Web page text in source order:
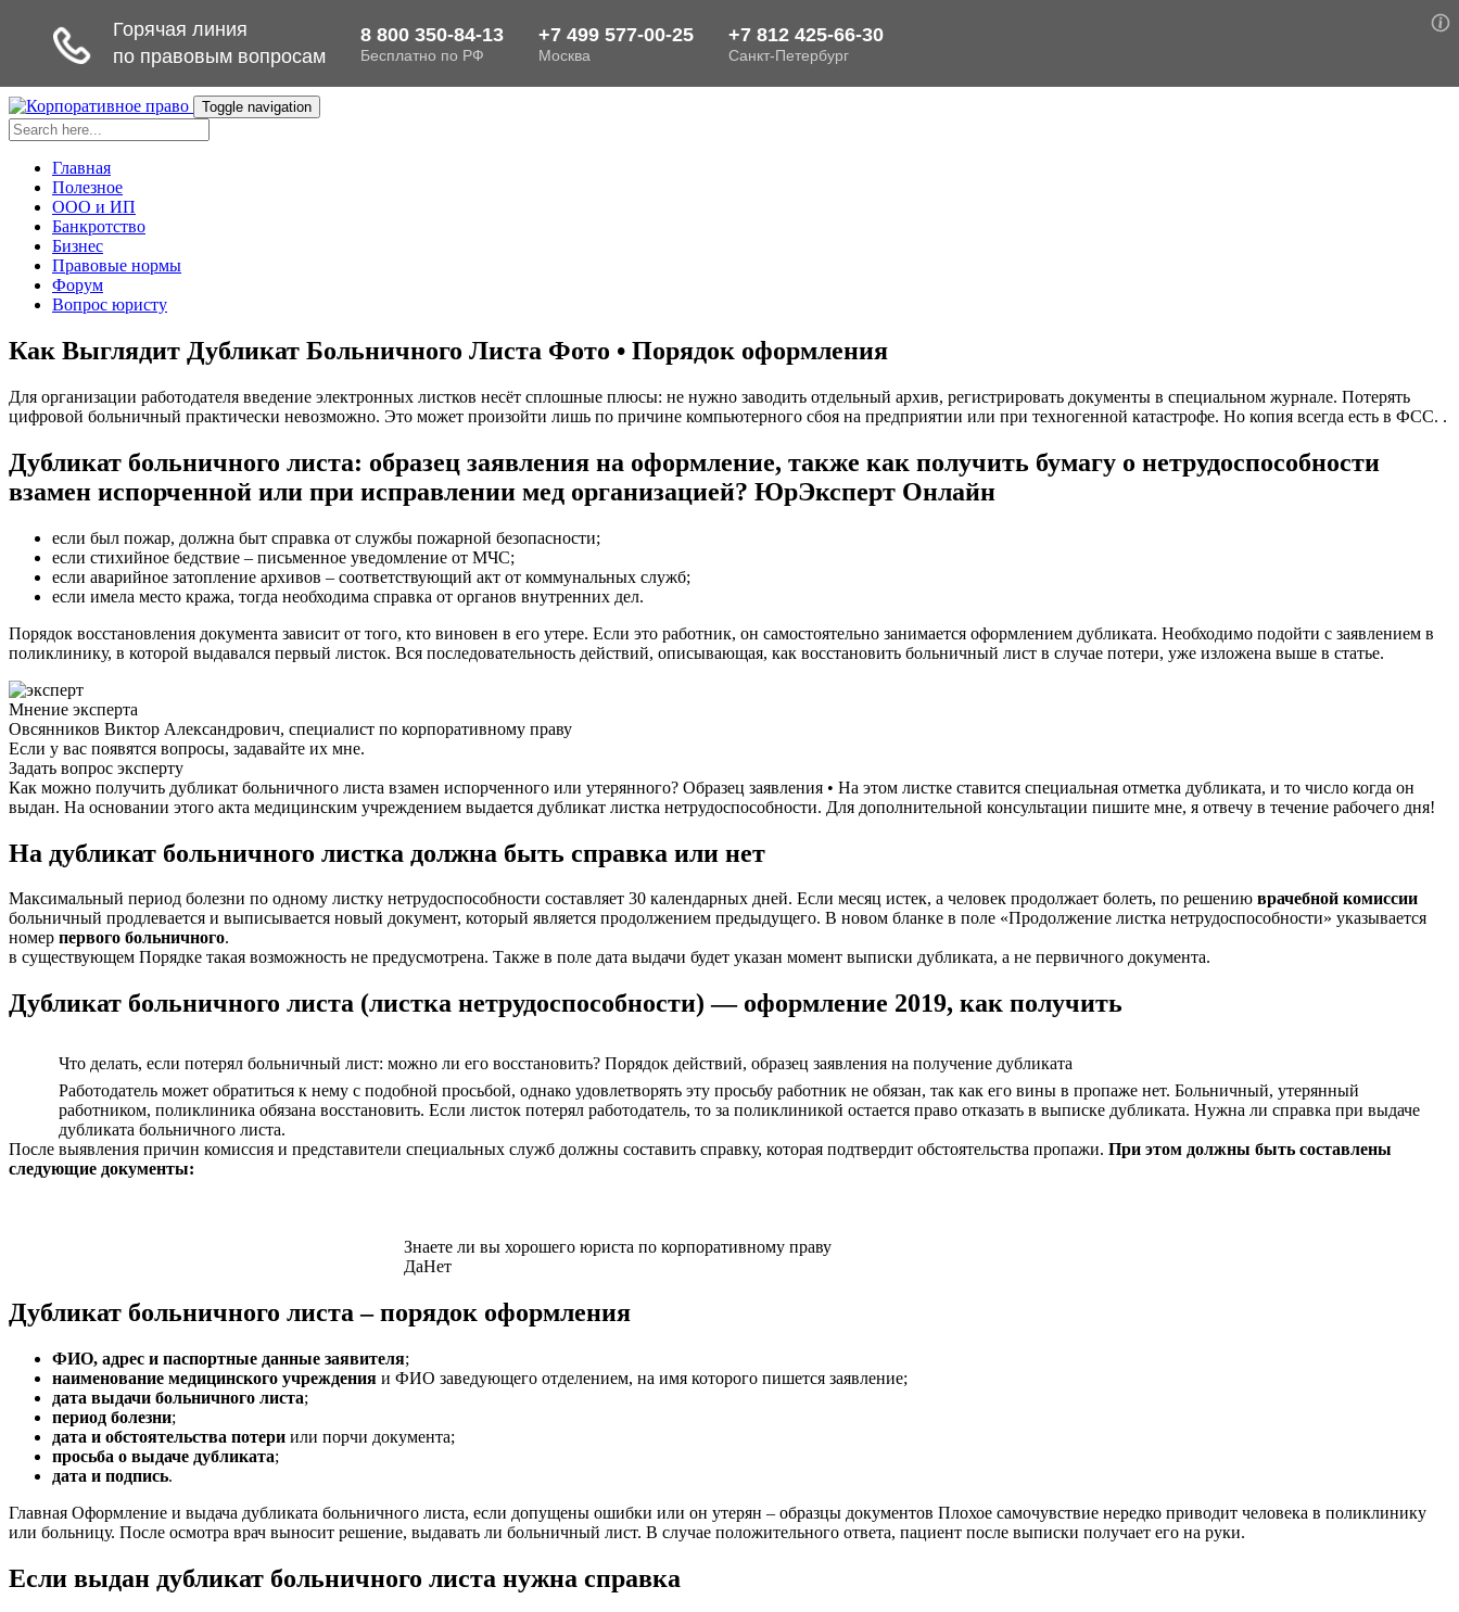
Toggle navigation
Главная
Полезное
ООО и ИП
Банкротство
Бизнес
Правовые нормы
Форум
Вопрос юристу
Как Выглядит Дубликат Больничного Листа Фото • Порядок оформления
Для организации работодателя введение электронных листков несёт сплошные плюсы: не нужно заводить отдельный архив, регистрировать документы в специальном журнале. Потерять
цифровой больничный практически невозможно. Это может произойти лишь по причине компьютерного сбоя на предприятии или при техногенной катастрофе. Но копия всегда есть в ФСС. .
Дубликат больничного листа: образец заявления на оформление, также как получить бумагу о нетрудоспособности
взамен испорченной или при исправлении мед организацией? ЮрЭксперт Онлайн
если был пожар, должна быт справка от службы пожарной безопасности;
если стихийное бедствие – письменное уведомление от МЧС;
если аварийное затопление архивов – соответствующий акт от коммунальных служб;
если имела место кража, тогда необходима справка от органов внутренних дел.
Порядок восстановления документа зависит от того, кто виновен в его утере. Если это работник, он самостоятельно занимается оформлением дубликата. Необходимо подойти с заявлением в
поликлинику, в которой выдавался первый листок. Вся последовательность действий, описывающая, как восстановить больничный лист в случае потери, уже изложена выше в статье.
Мнение эксперта
Овсянников Виктор Александрович, специалист по корпоративному праву
Если у вас появятся вопросы, задавайте их мне.
Задать вопрос эксперту
Как можно получить дубликат больничного листа взамен испорченного или утерянного? Образец заявления • На этом листке ставится специальная отметка дубликата, и то число когда он
выдан. На основании этого акта медицинским учреждением выдается дубликат листка нетрудоспособности. Для дополнительной консультации пишите мне, я отвечу в течение рабочего дня!
На дубликат больничного листка должна быть справка или нет
Максимальный период болезни по одному листку нетрудоспособности составляет 30 календарных дней. Если месяц истек, а человек продолжает болеть, по решению врачебной комиссии
больничный продлевается и выписывается новый документ, который является продолжением предыдущего. В новом бланке в поле «Продолжение листка нетрудоспособности» указывается
номер первого больничного.
в существующем Порядке такая возможность не предусмотрена. Также в поле дата выдачи будет указан момент выписки дубликата, а не первичного документа.
Дубликат больничного листа (листка нетрудоспособности) — оформление 2019, как получить
Что делать, если потерял больничный лист: можно ли его восстановить? Порядок действий, образец заявления на получение дубликата
Работодатель может обратиться к нему с подобной просьбой, однако удовлетворять эту просьбу работник не обязан, так как его вины в пропаже нет. Больничный, утерянный
работником, поликлиника обязана восстановить. Если листок потерял работодатель, то за поликлиникой остается право отказать в выписке дубликата. Нужна ли справка при выдаче
дубликата больничного листа.
После выявления причин комиссия и представители специальных служб должны составить справку, которая подтвердит обстоятельства пропажи. При этом должны быть составлены
следующие документы:
Знаете ли вы хорошего юриста по корпоративному праву
ДаНет
Дубликат больничного листа – порядок оформления
ФИО, адрес и паспортные данные заявителя;
наименование медицинского учреждения и ФИО заведующего отделением, на имя которого пишется заявление;
дата выдачи больничного листа;
период болезни;
дата и обстоятельства потери или порчи документа;
просьба о выдаче дубликата;
дата и подпись.
Главная Оформление и выдача дубликата больничного листа, если допущены ошибки или он утерян – образцы документов Плохое самочувствие нередко приводит человека в поликлинику
или больницу. После осмотра врач выносит решение, выдавать ли больничный лист. В случае положительного ответа, пациент после выписки получает его на руки.
Если выдан дубликат больничного листа нужна справка